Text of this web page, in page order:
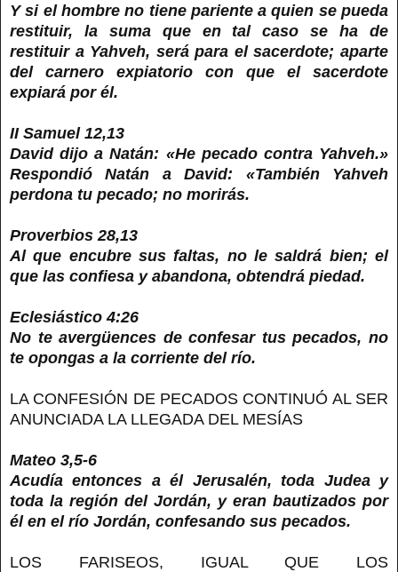
Y si el hombre no tiene pariente a quien se pueda
restituir, la suma que en tal caso se ha de
restituir a Yahveh, será para el sacerdote; aparte
del carnero expiatorio con que el sacerdote
expiará por él.
II Samuel 12,13
David dijo a Natán: «He pecado contra Yahveh.»
Respondió Natán a David: «También Yahveh
perdona tu pecado; no morirás.
Proverbios 28,13
Al que encubre sus faltas, no le saldrá bien; el
que las confiesa y abandona, obtendrá piedad.
Eclesiástico 4:26
No te avergüences de confesar tus pecados, no
te opongas a la corriente del río.
LA CONFESIÓN DE PECADOS CONTINUÓ AL SER
ANUNCIADA LA LLEGADA DEL MESÍAS
Mateo 3,5-6
Acudía entonces a él Jerusalén, toda Judea y
toda la región del Jordán, y eran bautizados por
él en el río Jordán, confesando sus pecados.
LOS FARISEOS, IGUAL QUE LOS